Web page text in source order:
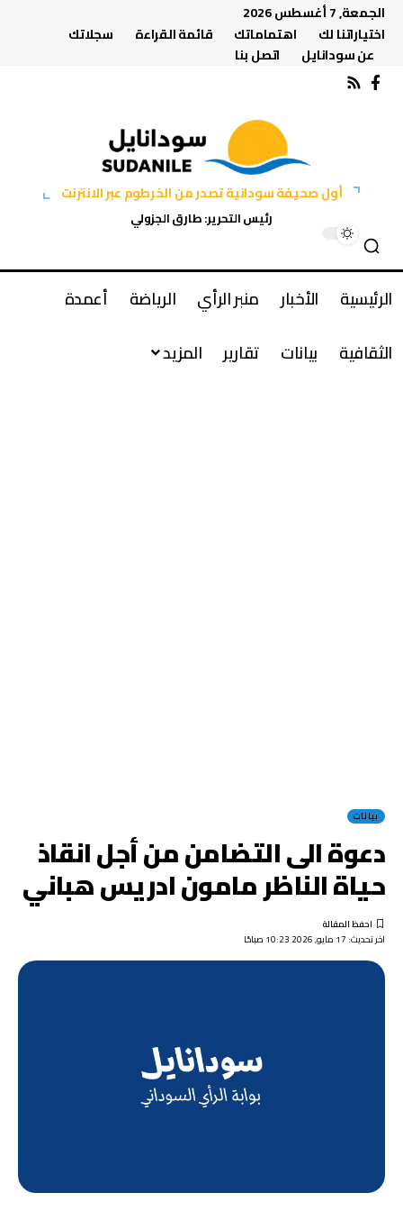
الجمعة, 7 أغسطس 2026
اختياراتنا لك
اهتماماتك قائمة القراءة
سجلاتك
عن سودانايل
اتصل بنا
أول صحيفة سودانية تصدر من الخرطوم عبر الانترنت
رئيس التحرير: طارق الجزولي
الرئيسية الأخبار منبر الرأي الرياضة
أعمدة
الثقافية
بيانات تقارير المزيد
بيانات
دعوة الى التضامن من أجل انقاذ
حياة الناظر مامون ادريس هباني
اخر تحديث: 17 مايو, 2026 10:23 صباحًا